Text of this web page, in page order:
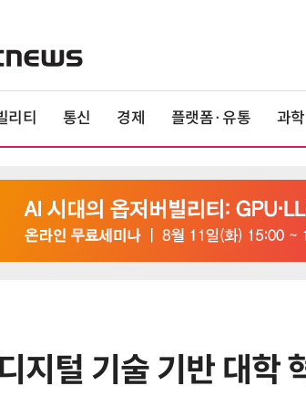
리티 통신 경제 플랫폼·유통 과학
지털 기술 기반 대학
6
태풍